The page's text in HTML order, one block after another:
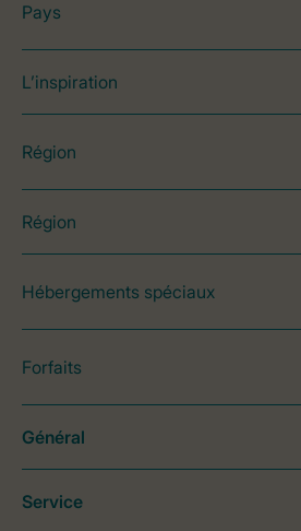
Pays
L’inspiration
Région
Région
Hébergements spéciaux
Forfaits
Général
Service